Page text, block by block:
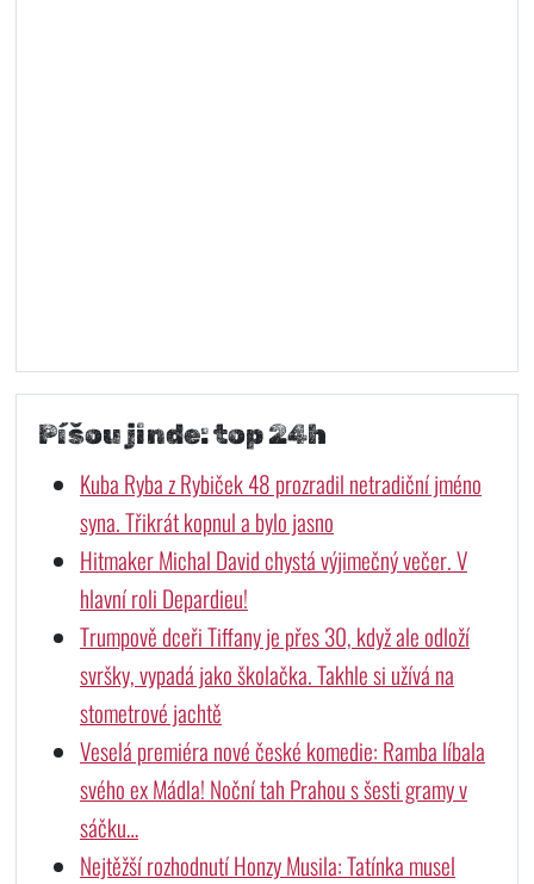
Píšou jinde: top 24h
Kuba Ryba z Rybiček 48 prozradil netradiční jméno
syna. Třikrát kopnul a bylo jasno
Hitmaker Michal David chystá výjimečný večer. V
hlavní roli Depardieu!
Trumpově dceři Tiffany je přes 30, když ale odloží
svršky, vypadá jako školačka. Takhle si užívá na
stometrové jachtě
Veselá premiéra nové české komedie: Ramba líbala
svého ex Mádla! Noční tah Prahou s šesti gramy v
sáčku…
Nejtěžší rozhodnutí Honzy Musila: Tatínka musel